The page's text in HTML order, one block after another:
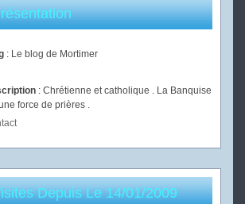
: Le blog de Mortimer
: Chrétienne et catholique . La Banquise
force de prières .
Depuis Le 14/01/2009